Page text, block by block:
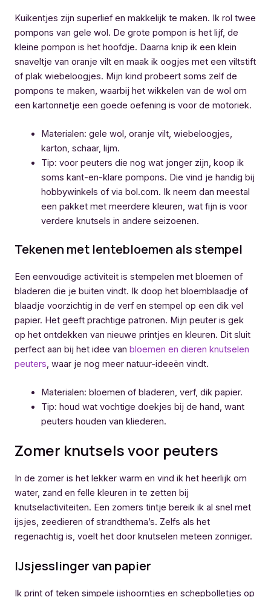
Kuikentjes zijn superlief en makkelijk te maken. Ik rol twee
pompons van gele wol. De grote pompon is het lijf, de
kleine pompon is het hoofdje. Daarna knip ik een klein
snaveltje van oranje vilt en maak ik oogjes met een viltstift
of plak wiebeloogjes. Mijn kind probeert soms zelf de
pompons te maken, waarbij het wikkelen van de wol om
een kartonnetje een goede oefening is voor de motoriek.
Materialen: gele wol, oranje vilt, wiebeloogjes,
karton, schaar, lijm.
Tip: voor peuters die nog wat jonger zijn, koop ik
soms kant-en-klare pompons. Die vind je handig bij
hobbywinkels of via bol.com. Ik neem dan meestal
een pakket met meerdere kleuren, wat fijn is voor
verdere knutsels in andere seizoenen.
Tekenen met lentebloemen als stempel
Een eenvoudige activiteit is stempelen met bloemen of
bladeren die je buiten vindt. Ik doop het bloemblaadje of
blaadje voorzichtig in de verf en stempel op een dik vel
papier. Het geeft prachtige patronen. Mijn peuter is gek
op het ontdekken van nieuwe printjes en kleuren. Dit sluit
perfect aan bij het idee van bloemen en dieren knutselen
peuters, waar je nog meer natuur-ideeën vindt.
Materialen: bloemen of bladeren, verf, dik papier.
Tip: houd wat vochtige doekjes bij de hand, want
peuters houden van kliederen.
Zomer knutsels voor peuters
In de zomer is het lekker warm en vind ik het heerlijk om
water, zand en felle kleuren in te zetten bij
knutselactiviteiten. Een zomers tintje bereik ik al snel met
ijsjes, zeedieren of strandthema’s. Zelfs als het
regenachtig is, voelt het door knutselen meteen zonniger.
IJsjesslinger van papier
Ik print of teken simpele ijshoorntjes en schepbolletjes op